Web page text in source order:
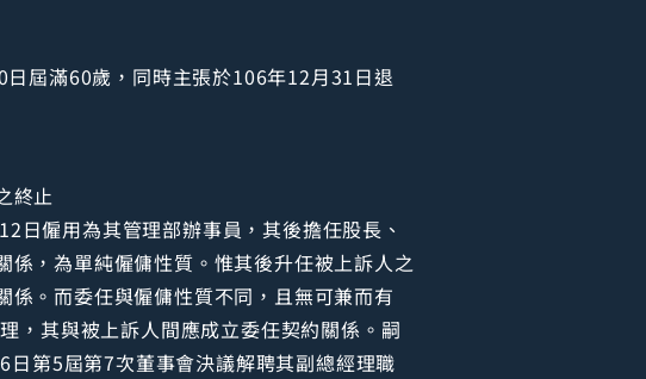
屆滿60歲，同時主張於106年12月31日退
終止
日僱用為其管理部辦事員，其後擔任股長、
，為單純僱傭性質。惟其後升任被上訴人之
。而委任與僱傭性質不同，且無可兼而有
，其與被上訴人間應成立委任契約關係。嗣
第5屆第7次董事會決議解聘其副總經理職